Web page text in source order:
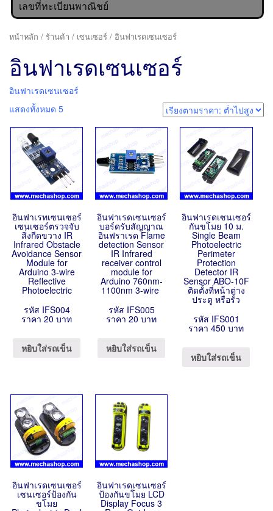
เลขที่ทะเบียนพาณิชย์
หน้าหลัก / ร้านค้า / เซนเซอร์ / อินฟาเรดเซนเซอร์
อินฟาเรดเซนเซอร์
อินฟาเรดเซนเซอร์
แสดงทั้งหมด 5
อินฟาเรทเซนเซอร์
เซนเซอร์ตรวจจับ
สิ่งกีดขวาง IR
Infrared Obstacle
Avoidance Sensor
Module for
Arduino 3-wire
Reflective
Photoelectric
รหัส IFS004
ราคา 20 บาท
หยิบใส่รถเข็น
อินฟาเรดเซนเซอร์
บอร์ดรับสัญญาณ
อินฟราเรด Flame
detection Sensor
IR Infrared
receiver control
module for
Arduino 760nm-
1100nm 3-wire
รหัส IFS005
ราคา 20 บาท
หยิบใส่รถเข็น
อินฟาเรดเซนเซอร์
กันขโมย 10 ม.
Single Beam
Photoelectric
Perimeter
Protection
Detector IR
Sensor ABO-10F
ติดตั้งที่หน้าต่าง
ประตู หรือรั้ว
รหัส IFS001
ราคา 450 บาท
หยิบใส่รถเข็น
อินฟาเรดเซนเซอร์
เซนเซอร์ป้องกัน
ขโมย
อินฟาเรดเซนเซอร์
ป้องกันขโมย LCD
Display Focus 3